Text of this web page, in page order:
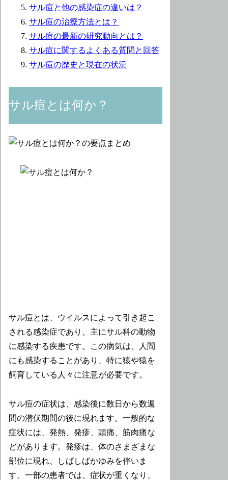
サル痘と他の感染症の違いは？
サル痘の治療方法とは？
サル痘の最新の研究動向とは？
サル痘に関するよくある質問と回答
サル痘の歴史と現在の状況
サル痘とは何か？
サル痘とは、ウイルスによって引き起こ
される感染症であり、主にサル科の動物
に感染する疾患です。この病気は、人間
にも感染することがあり、特に猿や猿を
飼育している人々に注意が必要です。
サル痘の症状は、感染後に数日から数週
間の潜伏期間の後に現れます。一般的な
症状には、発熱、発疹、頭痛、筋肉痛な
どがあります。発疹は、体のさまざまな
部位に現れ、しばしばかゆみを伴いま
す。一部の患者では、症状が重くなり、